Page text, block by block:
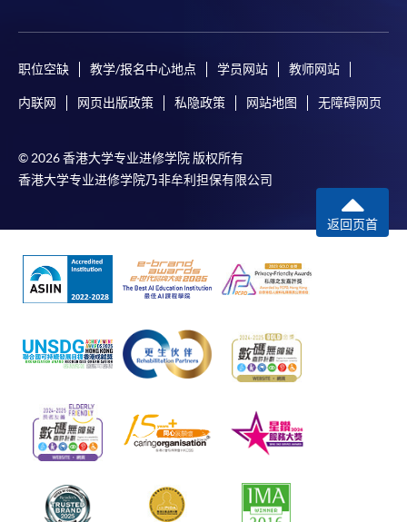
职位空缺 教学/报名中心地点 学员网站 教师网站
内联网 网页出版政策 私隐政策 网站地图 无障碍网页
© 2026 香港大学专业进修学院 版权所有
香港大学专业进修学院乃非牟利担保有限公司
返回页首